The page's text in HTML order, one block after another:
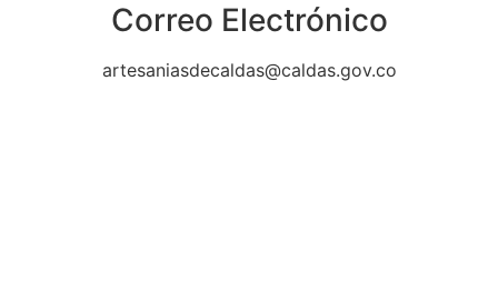
Correo Electrónico
artesaniasdecaldas@caldas.gov.co